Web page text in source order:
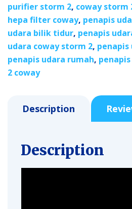
purifier storm 2, coway storm
hepa filter coway, penapis
udara bilik tidur, penapis
udara coway storm 2,
penapis udara rumah,
2 coway
Description
Description